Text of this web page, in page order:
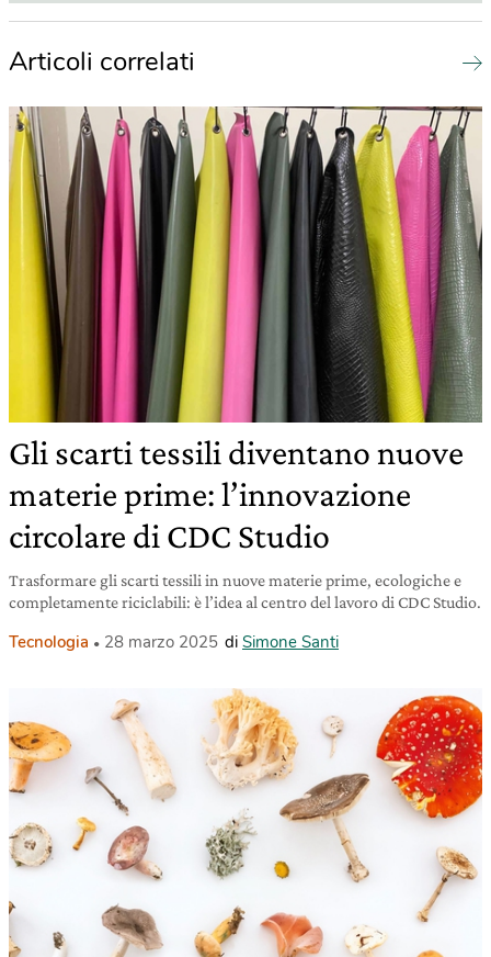
Articoli correlati
Gli scarti tessili diventano nuove
materie prime: l’innovazione
circolare di CDC Studio
Trasformare gli scarti tessili in nuove materie prime, ecologiche e
completamente riciclabili: è l’idea al centro del lavoro di CDC Studio.
Tecnologia 28 marzo 2025 di Simone Santi